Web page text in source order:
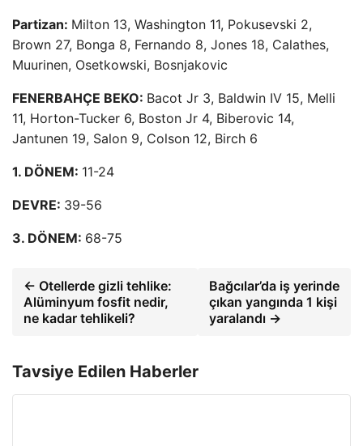
Partizan: Milton 13, Washington 11, Pokusevski 2,
Brown 27, Bonga 8, Fernando 8, Jones 18, Calathes,
Muurinen, Osetkowski, Bosnjakovic
FENERBAHÇE BEKO: Bacot Jr 3, Baldwin IV 15, Melli
11, Horton-Tucker 6, Boston Jr 4, Biberovic 14,
Jantunen 19, Salon 9, Colson 12, Birch 6
1. DÖNEM: 11-24
DEVRE: 39-56
3. DÖNEM: 68-75
← Otellerde gizli tehlike:
Alüminyum fosfit nedir,
ne kadar tehlikeli?
Bağcılar’da iş yerinde
çıkan yangında 1 kişi
yaralandı →
Tavsiye Edilen Haberler